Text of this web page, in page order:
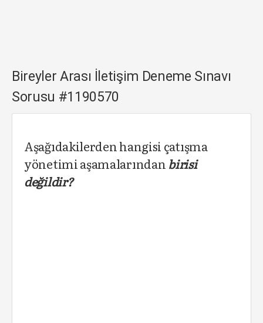
Bireyler Arası İletişim Deneme Sınavı
Sorusu #1190570
Aşağıdakilerden hangisi çatışma
yönetimi aşamalarından birisi
değildir?